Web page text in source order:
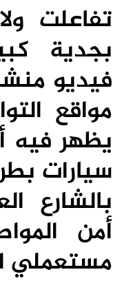
تفاعلت
بجدية
فيديو
مواقع
يظهر
سيارات
بالشارع
أمن
مستعملي